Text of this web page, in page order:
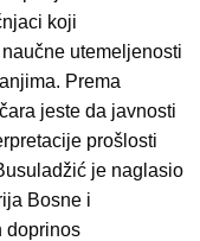
koji
utemeljenosti
Prema
jeste da javnosti
prošlosti
je naglasio
Bosne i
doprinos